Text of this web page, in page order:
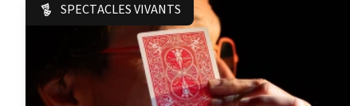
SPECTACLES VIVANTS